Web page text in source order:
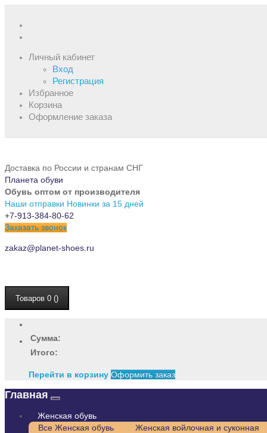
Личный кабинет
Вход
Регистрация
Избранное
Корзина
Оформление заказа
Доставка по России и странам СНГ
Планета обуви
Обувь оптом от производителя
Наши отправки Новинки за 15 дней
+7-913-384-80-62
Заказать звонок
zakaz@planet-shoes.ru
Товаров 0 ()
Сумма:
Итого:
Перейти в корзину Оформить заказ
Главная
Женская обувь
Все Женская обувь
Женская войлочная и суконная